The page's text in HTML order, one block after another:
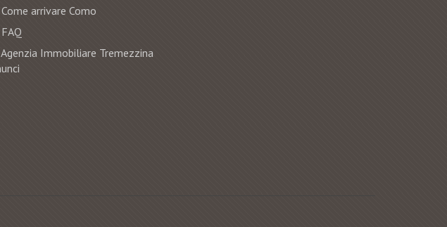
Come arrivare Como
FAQ
Agenzia Immobiliare Tremezzina